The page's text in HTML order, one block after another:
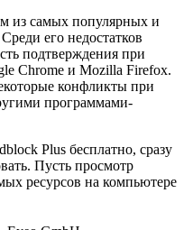
из самых популярных и
его недостатков
подтверждения при
Chrome и Mozilla Firefox.
конфликты при
программами-
Plus бесплатно, сразу
Пусть просмотр
ресурсов на компьютере